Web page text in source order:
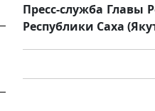
Пресс-служба Главы
Республики Саха